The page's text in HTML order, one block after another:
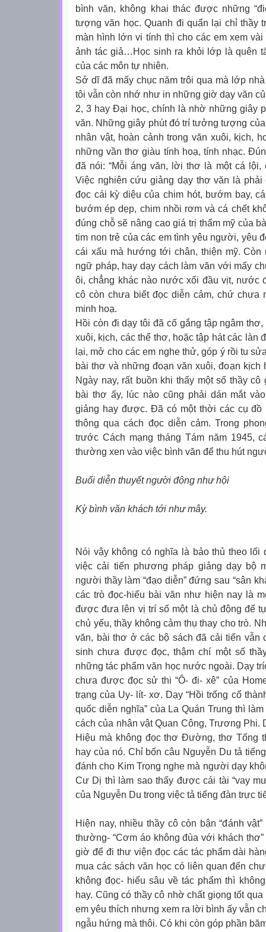
bình văn, không khai thác được những
tượng văn học. Quanh đi quẩn lại chỉ thầy
màn hình lớn vi tính thì cho các em xem
ảnh tác giả…Học sinh ra khỏi lớp là quên
của các môn tự nhiên.
Sở dĩ đã mấy chục năm trôi qua mà lớp
tôi vẫn còn nhớ như in những giờ dạy văn
2, 3 hay Đại học, chính là nhờ những giây
văn. Những giây phút đó trí tưởng tượng
nhân vật, hoàn cảnh trong văn xuôi, kịch,
những vần thơ giàu tính hoạ, tính nhạc.
đã nói: “Mỗi áng văn, lời thơ là một cá lội,
Việc nghiên cứu giảng dạy thơ văn là
đọc cái kỳ diệu của chim hót, bướm bay,
bướm ép dẹp, chim nhồi rơm và cá chết
đúng chỗ sẽ nâng cao giá trị thẩm mỹ của
tim non trẻ của các em tình yêu người, yêu
cái xấu mà hướng tới chân, thiện mỹ.
ngữ pháp, hay dạy cách làm văn với mấy
ôi, chẳng khác nào nước xối đầu vịt, nước
cô còn chưa biết đọc diễn cảm, chứ chưa
minh hoạ.
Hồi còn đi dạy tôi đã cố gắng tập ngâm
xuôi, kịch, các thể thơ, hoặc tập hát các làn
lại, mở cho các em nghe thử, góp ý rồi tu
bài thơ và những đoạn văn xuôi, đoạn kịch
Ngày nay, rất buồn khi thấy một số thầy
bài thơ ấy, lúc nào cũng phải dán mắt
giảng hay được. Đã có một thời các cụ đồ
thông qua cách đọc diễn cảm. Trong
trước Cách mạng tháng Tám năm 1945,
thường xen vào việc bình văn để thu hút
Buổi diễn thuyết người đông như hội
Kỳ bình văn khách tới như mây.
Nói vậy không có nghĩa là bảo thủ theo lối
việc cải tiến phương pháp giảng dạy bộ
người thầy làm “đạo diễn” đứng sau “sân
các trò đọc-hiểu bài văn như hiện nay là
được đưa lên vị trí số một là chủ động để
chủ yếu, thầy không cảm thụ thay cho trò.
văn, bài thơ ở các bộ sách đã cải tiến vẫn
sinh chưa được đọc, thậm chí một số
những tác phẩm văn học nước ngoài. Dạy
chưa được đọc sử thi “Ô- đi- xê” của
trạng của Uy- lít- xơ. Dạy “Hồi trống cổ
quốc diễn nghĩa” của La Quán Trung thì
cách của nhân vật Quan Công, Trương Phi.
Hiệu mà không đọc thơ Đường, thơ Tống
hay của nó. Chỉ bốn câu Nguyễn Du tả
đánh cho Kim Trọng nghe mà người dạy
Cư Dị thì làm sao thấy được cái tài “vay
của Nguyễn Du trong việc tả tiếng đàn trực
Hiện nay, nhiều thầy cô còn bận “đánh
thường- “Cơm áo không đùa với khách
giờ để đi thư viện đọc các tác phẩm dài
mua các sách văn học có liên quan đến
không đọc- hiểu sâu về tác phẩm thì
hay. Cũng có thầy cô nhờ chất giọng tốt
em yêu thích nhưng xem ra lời bình ấy vẫn
ngẫu hứng mà thôi. Có khi còn góp phần